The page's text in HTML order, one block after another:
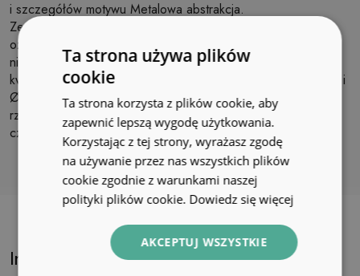
i szczegółów motywu Metalowa abstrakcja.
Zegar drewniany Metalowa abstrakcja może być ciekawą
ozdobą na ścianę, w każdym praktycznie pomieszczeniu –
niezależnie od jego przeznaczenia jak i aranżacji. Ten
kwarcowy zegar oferujemy w trzech rozmiarach - Ø20, Ø25 i
Ø30 cm. Dodatkowo można wybrać kolor wskazówek i cyfr
rzymskich na tarczy zegara. Są one dostępne w kolorze
czarnym lub białym.
Informacje o produkcie
Ta strona używa plików
cookie
Ta strona korzysta z plików cookie, aby
zapewnić lepszą wygodę użytkowania.
Korzystając z tej strony, wyrażasz zgodę
na używanie przez nas wszystkich plików
cookie zgodnie z warunkami naszej
polityki plików cookie. Dowiedz się więcej
AKCEPTUJ WSZYSTKIE